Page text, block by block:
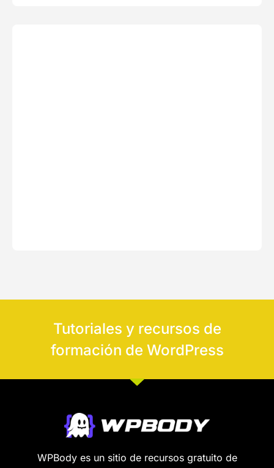
Tutoriales y recursos de
formación de WordPress
WPBody es un sitio de recursos gratuito de